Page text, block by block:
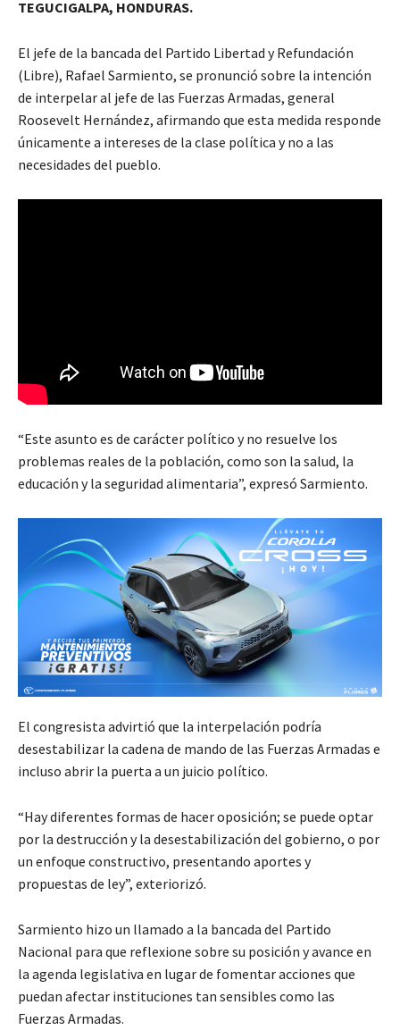
TEGUCIGALPA, HONDURAS.
El jefe de la bancada del Partido Libertad y Refundación
(Libre), Rafael Sarmiento, se pronunció sobre la intención
de interpelar al jefe de las Fuerzas Armadas, general
Roosevelt Hernández, afirmando que esta medida responde
únicamente a intereses de la clase política y no a las
necesidades del pueblo.
“Este asunto es de carácter político y no resuelve los
problemas reales de la población, como son la salud, la
educación y la seguridad alimentaria”, expresó Sarmiento.
El congresista advirtió que la interpelación podría
desestabilizar la cadena de mando de las Fuerzas Armadas e
incluso abrir la puerta a un juicio político.
“Hay diferentes formas de hacer oposición; se puede optar
por la destrucción y la desestabilización del gobierno, o por
un enfoque constructivo, presentando aportes y
propuestas de ley”, exteriorizó.
Sarmiento hizo un llamado a la bancada del Partido
Nacional para que reflexione sobre su posición y avance en
la agenda legislativa en lugar de fomentar acciones que
puedan afectar instituciones tan sensibles como las
Fuerzas Armadas.